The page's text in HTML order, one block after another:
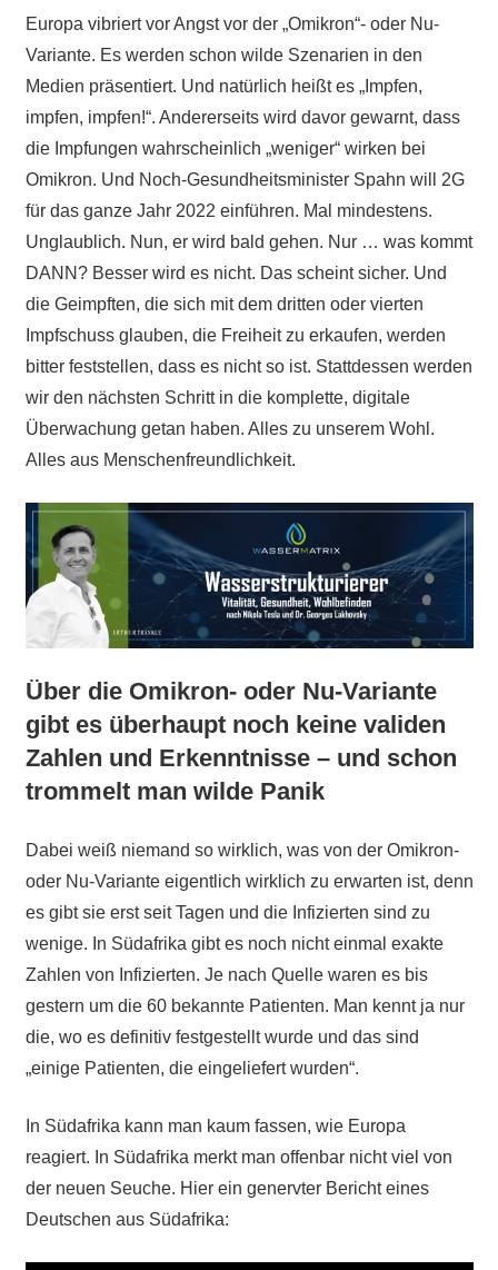
Europa vibriert vor Angst vor der „Omikron“- oder Nu-
Variante. Es werden schon wilde Szenarien in den
Medien präsentiert. Und natürlich heißt es „Impfen,
impfen, impfen!“. Andererseits wird davor gewarnt, dass
die Impfungen wahrscheinlich „weniger“ wirken bei
Omikron. Und Noch-Gesundheitsminister Spahn will 2G
für das ganze Jahr 2022 einführen. Mal mindestens.
Unglaublich. Nun, er wird bald gehen. Nur … was kommt
DANN? Besser wird es nicht. Das scheint sicher. Und
die Geimpften, die sich mit dem dritten oder vierten
Impfschuss glauben, die Freiheit zu erkaufen, werden
bitter feststellen, dass es nicht so ist. Stattdessen werden
wir den nächsten Schritt in die komplette, digitale
Überwachung getan haben. Alles zu unserem Wohl.
Alles aus Menschenfreundlichkeit.
Über die Omikron- oder Nu-Variante
gibt es überhaupt noch keine validen
Zahlen und Erkenntnisse – und schon
trommelt man wilde Panik
Dabei weiß niemand so wirklich, was von der Omikron-
oder Nu-Variante eigentlich wirklich zu erwarten ist, denn
es gibt sie erst seit Tagen und die Infizierten sind zu
wenige. In Südafrika gibt es noch nicht einmal exakte
Zahlen von Infizierten. Je nach Quelle waren es bis
gestern um die 60 bekannte Patienten. Man kennt ja nur
die, wo es definitiv festgestellt wurde und das sind
„einige Patienten, die eingeliefert wurden“.
In Südafrika kann man kaum fassen, wie Europa
reagiert. In Südafrika merkt man offenbar nicht viel von
der neuen Seuche. Hier ein genervter Bericht eines
Deutschen aus Südafrika: